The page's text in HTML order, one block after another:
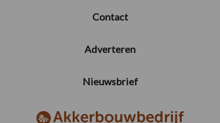
Contact
Adverteren
Nieuwsbrief